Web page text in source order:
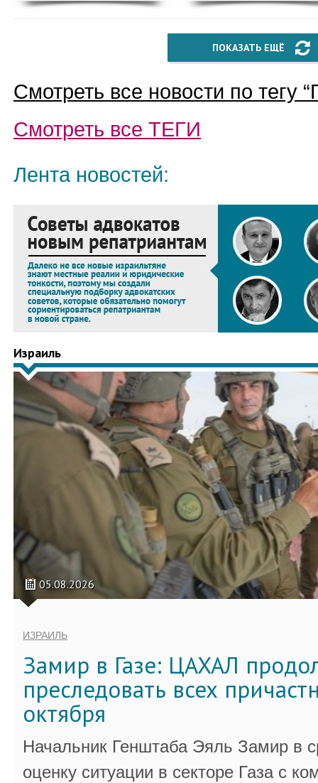
ПОКАЗАТЬ ЕЩЁ
Смотреть все новости по тегу “
Смотреть все ТЕГИ
Лента новостей:
Израиль
05.08.2026
ИЗРАИЛЬ
Замир в Газе: ЦАХАЛ
преследовать всех
октября
Начальник Генштаба Эяль Замир в
оценку ситуации в секторе Газа с